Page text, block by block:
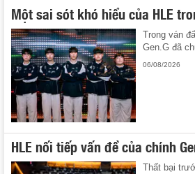
Một sai sót khó hiểu của HLE
Trong ván
Gen.G đã
06/08/2026
HLE nối tiếp vấn đề của chính
Thất bại